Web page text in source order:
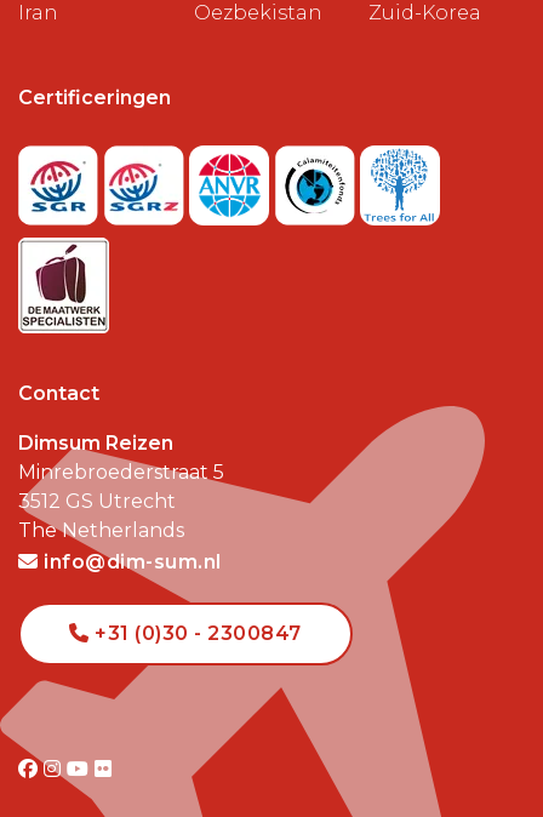
Iran Oezbekistan Zuid-Korea
Certificeringen
Contact
Dimsum Reizen
Minrebroederstraat 5
3512 GS Utrecht
The Netherlands
info@dim-sum.nl
+31 (0)30 - 2300847